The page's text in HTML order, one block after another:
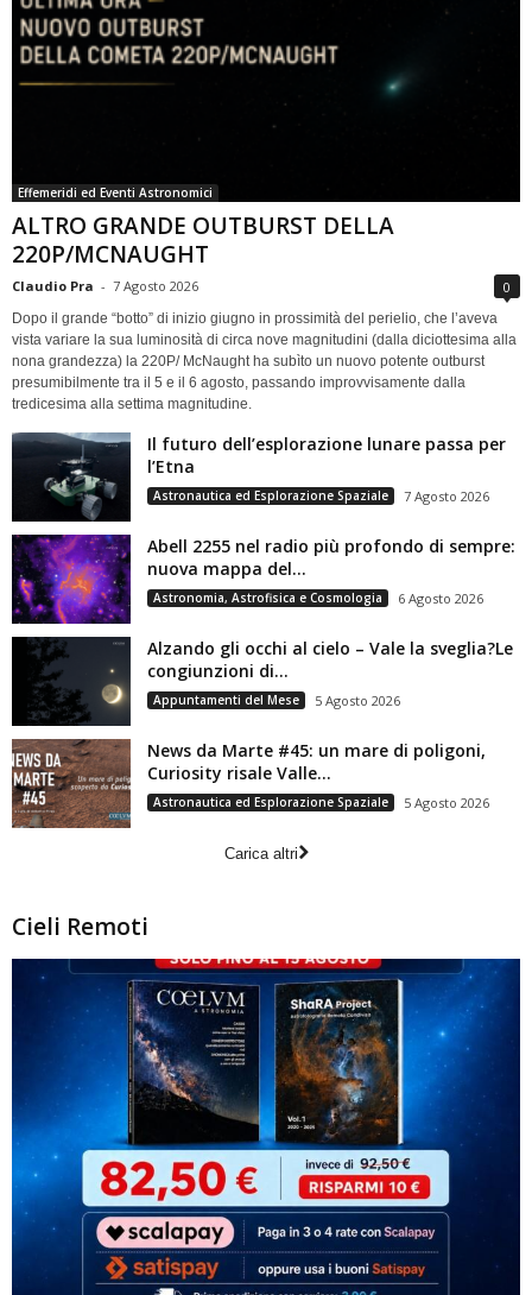
Effemeridi ed Eventi Astronomici
ALTRO GRANDE OUTBURST DELLA
220P/MCNAUGHT
Claudio Pra - 7 Agosto 2026 0
Dopo il grande “botto” di inizio giugno in prossimità del perielio, che l’aveva
vista variare la sua luminosità di circa nove magnitudini (dalla diciottesima alla
nona grandezza) la 220P/ McNaught ha subìto un nuovo potente outburst
presumibilmente tra il 5 e il 6 agosto, passando improvvisamente dalla
tredicesima alla settima magnitudine.
Il futuro dell’esplorazione lunare passa per
l’Etna
Astronautica ed Esplorazione Spaziale 7 Agosto 2026
Abell 2255 nel radio più profondo di sempre:
nuova mappa del...
Astronomia, Astrofisica e Cosmologia 6 Agosto 2026
Alzando gli occhi al cielo – Vale la sveglia?Le
congiunzioni di...
Appuntamenti del Mese 5 Agosto 2026
News da Marte #45: un mare di poligoni,
Curiosity risale Valle...
Astronautica ed Esplorazione Spaziale 5 Agosto 2026
Carica altri
Cieli Remoti